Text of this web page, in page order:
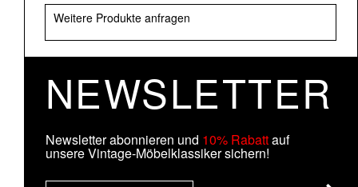
Weitere Produkte anfragen
NEWSLETTER
Newsletter abonnieren und 10% Rabattauf
unsere Vintage-Möbelklassiker sichern!